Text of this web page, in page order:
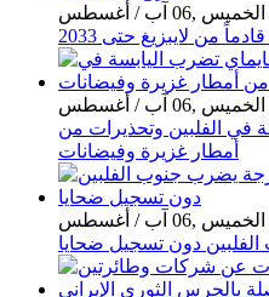
من لايبزيغ حتى 2033
في الفلبين وتحذيرات من
أمطار غزيرة وفيضانات
دون تسجيل ضحايا